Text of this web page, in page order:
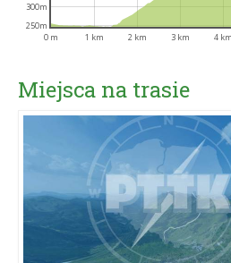
0 m 1 km 2 km 3 km 4 km
250m
300m
Miejsca na trasie